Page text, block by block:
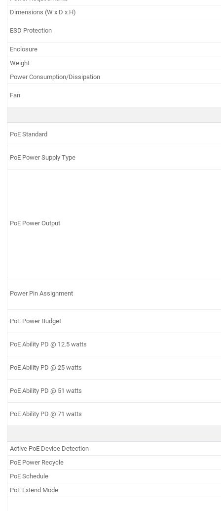
Dimensions (W x D x H)
ESD Protection
Enclosure
Weight
Power Consumption/Dissipation
Fan
PoE Standard
PoE Power Supply Type
PoE Power Output
Power Pin Assignment
PoE Power Budget
PoE Ability PD @ 12.5 watts
PoE Ability PD @ 25 watts
PoE Ability PD @ 51 watts
PoE Ability PD @ 71 watts
Active PoE Device Detection
PoE Power Recycle
PoE Schedule
PoE Extend Mode